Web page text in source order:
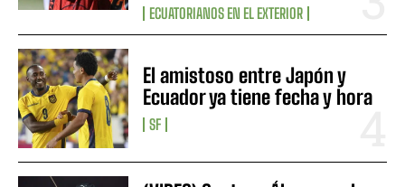
ECUATORIANOS EN EL EXTERIOR
El amistoso entre Japón y
Ecuador ya tiene fecha y hora
SF